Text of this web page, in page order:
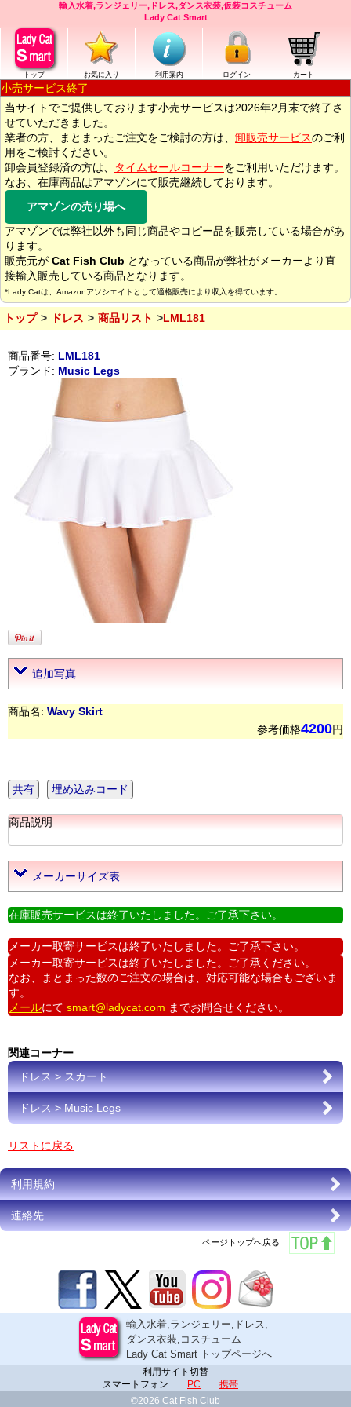
輸入水着,ランジェリー,ドレス,ダンス衣装,仮装コスチューム
Lady Cat Smart
トップ お気に入り 利用案内 ログイン カート
小売サービス終了
当サイトでご提供しております小売サービスは2026年2月末で終了さ
せていただきました。
業者の方、まとまったご注文をご検討の方は、 卸販売サービスのご利
用をご検討ください。
卸会員登録済の方は、
タイムセールコーナーをご利用いただけます。
なお、在庫商品はアマゾンにて販売継続しております。
アマゾンの売り場へ
アマゾンでは弊社以外も同じ商品やコピー品を販売している場合があ
ります。
販売元が Cat Fish Club となっている商品が弊社がメーカーより直
接輸入販売している商品となります。
*Lady Catは、Amazonアソシエイトとして適格販売により収入を得ています。
トップ ドレス 商品リスト LML181
商品番号: LML181
ブランド: Music Legs
追加写真
商品名: Wavy Skirt
参考価格4200円
共有 埋め込みコード
商品説明
メーカーサイズ表
在庫販売サービスは終了いたしました。ご了承下さい。
メーカー取寄サービスは終了いたしました。ご了承下さい。
メーカー取寄サービスは終了いたしました。ご了承ください。
なお、まとまった数のご注文の場合は、対応可能な場合もございま
す。
メールにて smart@ladycat.com までお問合せください。
関連コーナー
ドレス > スカート
ドレス > Music Legs
リストに戻る
利用規約
連絡先
ページトップへ戻る
輸入水着,ランジェリー,ドレス,
ダンス衣装,コスチューム
Lady Cat Smart トップページへ
利用サイト切替
スマートフォン
PC
携帯
©2026 Cat Fish Club